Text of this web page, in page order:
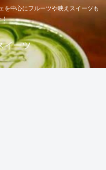
を中心にフルーツや映えスイーツも
！
イーツ